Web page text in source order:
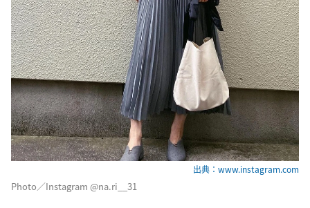
出典：www.instagram.com
Photo／Instagram @na.ri__31